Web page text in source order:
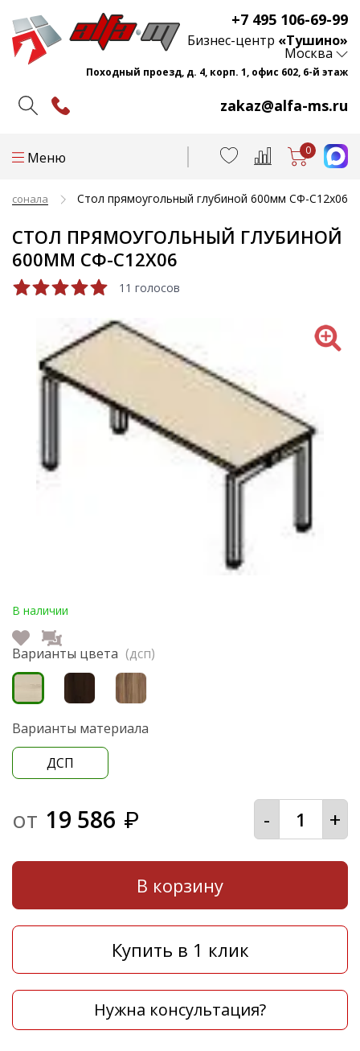
+7 495 106-69-99
zakaz@alfa-ms.ru
Бизнес-центр «Тушино»
Москва
Походный проезд, д. 4, корп. 1, офис 602, 6-й этаж
Меню 0
Стол прямоугольный глубиной 600мм СФ-С12х06
СТОЛ ПРЯМОУГОЛЬНЫЙ ГЛУБИНОЙ
600ММ СФ-С12Х06
11 голосов
В наличии
Варианты цвета (дсп)
Варианты материала
ДСП
от 19 586 ₽ - +
В корзину
Купить в 1 клик
Нужна консультация?